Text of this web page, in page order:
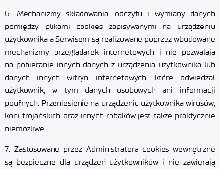
6. Mechanizmy składowania, odczytu i wymiany danych
pomiędzy plikami cookies zapisywanymi na urządzeniu
użytkownika a Serwisem są realizowane poprzez wbudowane
mechanizmy przeglądarek internetowych i nie pozwalają
na pobieranie innych danych z urządzenia użytkownika lub
danych innych witryn internetowych, które odwiedzał
użytkownik, w tym danych osobowych ani informacji
poufnych. Przeniesienie na urządzenie użytkownika wirusów,
koni trojańskich oraz innych robaków jest także praktycznie
niemożliwe.
7. Zastosowane przez Administratora cookies wewnętrzne
są bezpieczne dla urządzeń użytkowników i nie zawierają